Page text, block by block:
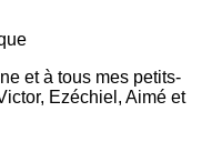
et à tous mes petits-
Ezéchiel, Aimé et